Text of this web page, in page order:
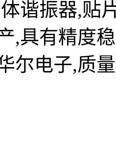
谐振器,贴
,具有精度
尔电子,质